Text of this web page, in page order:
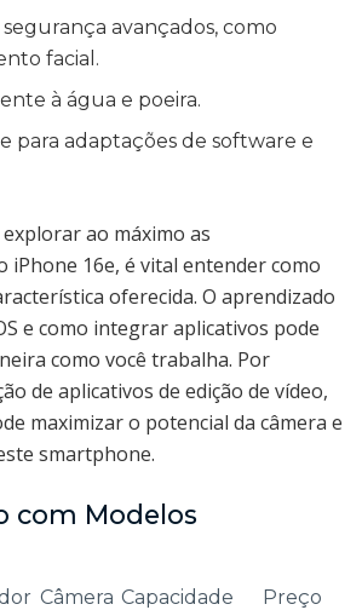
segurança avançados, como
facial.
à água e poeira.
para adaptações de software e
ao máximo as
iPhone 16e, é vital entender como
oferecida. O aprendizado
e como integrar aplicativos pode
como você trabalha. Por
de aplicativos de edição de vídeo,
maximizar o potencial da câmera e
smartphone.
com Modelos
Câmera Capacidade
Preço